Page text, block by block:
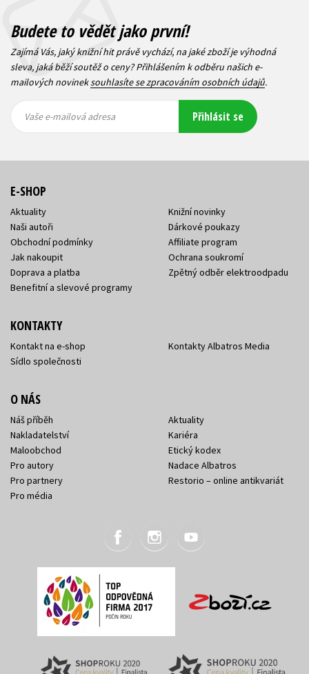
Budete to vědět jako první!
Zajímá Vás, jaký knižní hit právě vychází, na jaké zboží je výhodná
sleva, jaká běží soutěž o ceny? Přihlášením k odběru našich e-
mailových novineksouhlasíte se zpracováním osobních údajů.
mailová
mailová
Vaše e-mailová adresa Přihlásit se
E-SHOP
Aktuality
Naši autoři
Obchodní podmínky
Jak nakoupit
Doprava a platba
Benefitní a slevové programy
Knižní novinky
Dárkové poukazy
Affiliate program
Ochrana soukromí
Zpětný odběr elektroodpadu
KONTAKTY
Kontakt na e-shop
Sídlo společnosti
Kontakty Albatros Media
O NÁS
Náš příběh
Nakladatelství
Maloobchod
Pro autory
Pro partnery
Pro média
Aktuality
Kariéra
Etický kodex
Nadace Albatros
Restorio – online antikvariát